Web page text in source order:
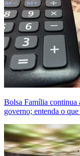
Bolsa Família continua
governo; entenda o